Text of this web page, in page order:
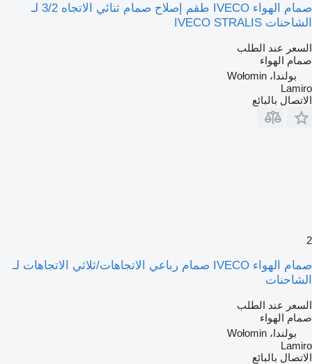
صمام الهواء IVECO طقم إصلاح صمام ثنائي الاتجاه 3/2 لـ
الشاحنات IVECO STRALIS
السعر عند الطلب
صمام الهواء
بولندا، Wołomin
Lamiro
الاتصال بالبائع
2
صمام الهواء IVECO صمام رباعي الاتجاهات/ثلاثي الاتجاهات لـ
الشاحنات
السعر عند الطلب
صمام الهواء
بولندا، Wołomin
Lamiro
الاتصال بالبائع